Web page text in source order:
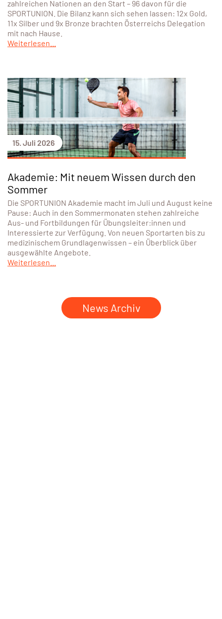
zahlreichen Nationen an den Start – 96 davon für die
SPORTUNION. Die Bilanz kann sich sehen lassen: 12x Gold,
11x Silber und 9x Bronze brachten Österreichs Delegation
mit nach Hause.
Weiterlesen...
15. Juli 2026
Akademie: Mit neuem Wissen durch den
Sommer
Die SPORTUNION Akademie macht im Juli und August keine
Pause: Auch in den Sommermonaten stehen zahlreiche
Aus- und Fortbildungen für Übungsleiter:innen und
Interessierte zur Verfügung. Von neuen Sportarten bis zu
medizinischem Grundlagenwissen – ein Überblick über
ausgewählte Angebote.
Weiterlesen...
News Archiv